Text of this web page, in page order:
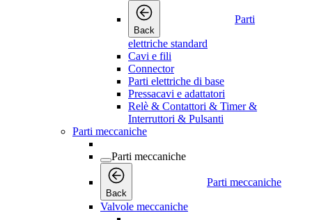
Back
Parti
elettriche standard
Cavi e fili
Connector
Parti elettriche di base
Pressacavi e adattatori
Relè & Contattori & Timer &
Interruttori & Pulsanti
Parti meccaniche
Parti meccaniche
Back
Parti meccaniche
Valvole meccaniche